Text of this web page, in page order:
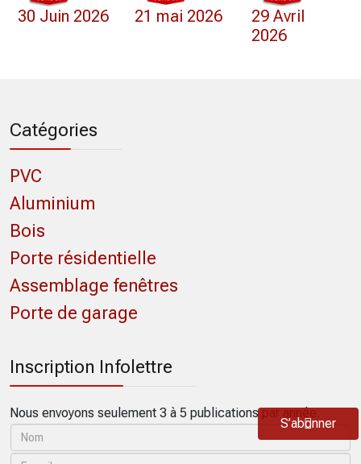
30 Juin 2026 21 mai 2026
29 Avril
2026
Catégories
PVC
Aluminium
Bois
Porte résidentielle
Assemblage fenêtres
Porte de garage
Inscription Infolettre
Nous envoyons seulement 3 à 5 publications par année.
S’abonner